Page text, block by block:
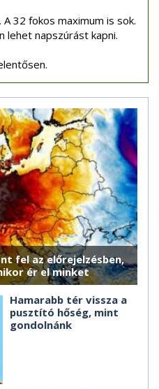
32 fokos maximum is sok.
lehet napszúrást kapni.
fel az előrejelzésben,
ér el minket
Hamarabb tér vissza a
pusztító hőség, mint
gondolnánk